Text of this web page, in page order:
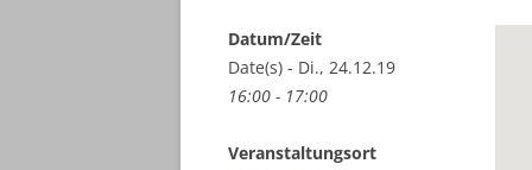
Datum/Zeit
Date(s) - Di., 24.12.19
16:00 - 17:00
Veranstaltungsort